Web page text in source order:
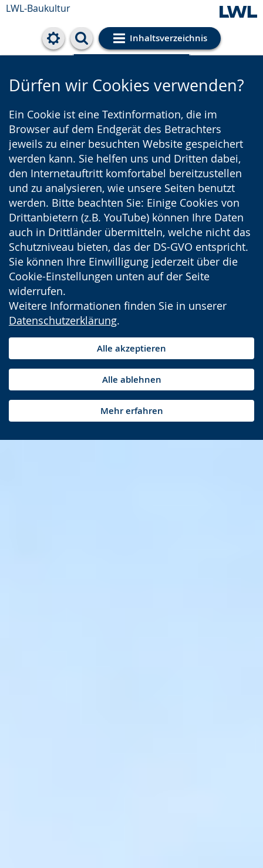
LWL-Baukultur
Inhaltsverzeichnis
Cookie-Einstellungen
Dürfen wir Cookies verwenden?
Ein Cookie ist eine Textinformation, die im
Browser auf dem Endgerät des Betrachters
jeweils zu einer besuchten Website gespeichert
werden kann. Sie helfen uns und Dritten dabei,
den Internetauftritt komfortabel bereitzustellen
und zu analysieren, wie unsere Seiten benutzt
werden. Bitte beachten Sie: Einige Cookies von
Drittanbietern (z.B. YouTube) können Ihre Daten
auch in Drittländer übermitteln, welche nicht das
Schutzniveau bieten, das der DS-GVO entspricht.
Sie können Ihre Einwilligung jederzeit über die
Cookie-Einstellungen unten auf der Seite
widerrufen.
Weitere Informationen finden Sie in unserer
Datenschutzerklärung.
Alle akzeptieren
Alle ablehnen
Mehr erfahren